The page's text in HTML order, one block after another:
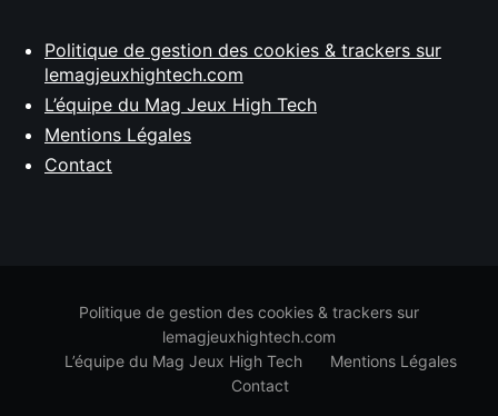
Politique de gestion des cookies & trackers sur
lemagjeuxhightech.com
L’équipe du Mag Jeux High Tech
Mentions Légales
Contact
Politique de gestion des cookies & trackers sur
lemagjeuxhightech.com
L’équipe du Mag Jeux High Tech
Mentions Légales
Contact